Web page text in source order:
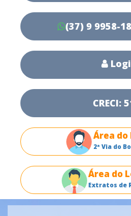
(37) 9 9958-
CRECI:
Área
2ª Via do
Área do
Extratos de